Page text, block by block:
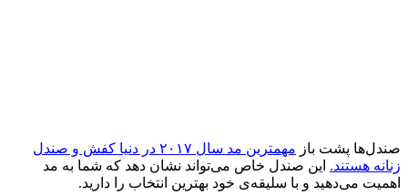
صندل‌ها پشت باز
مهمترین مد سال ۲۰۱۷ در دنیا کفش و صندل
زنانه هستند. این صندل خاص می‌تواند نشان دهد که شما به مد
اهمیت می‌دهید و با سلیقه‌ی خود بهترین انتخاب را دارید.